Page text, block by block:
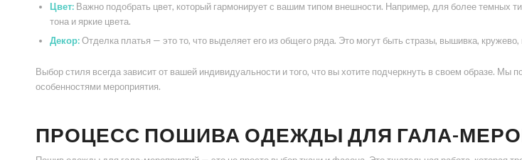
Цвет: Важно подобрать цвет, который гармонирует с вашим типом внешности. Например, для более темных
тона и яркие цвета.
Декор:Отделка платья — это то, что выделяет его из общего ряда. Это могут быть стразы, вышивка,
Выбор стиля всегда зависит от вашей индивидуальности и того, что вы хотите подчеркнуть в своем образе.
особенностями мероприятия.
ПРОЦЕСС ПОШИВА ОДЕЖДЫ ДЛЯ ГАЛА-